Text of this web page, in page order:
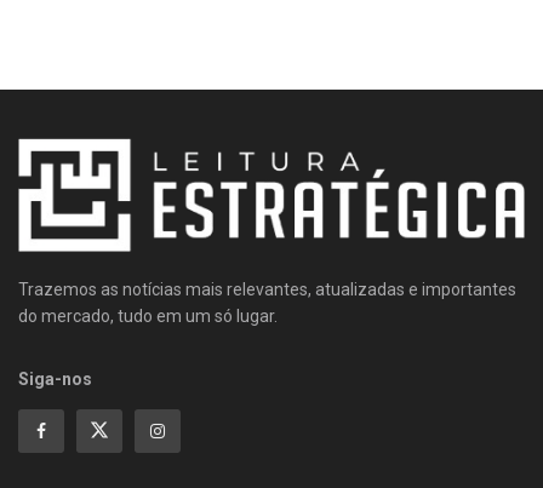
Trazemos as notícias mais relevantes, atualizadas e importantes
do mercado, tudo em um só lugar.
Siga-nos